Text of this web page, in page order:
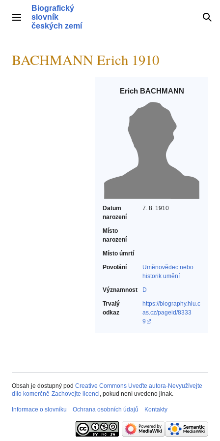
obsahHlavní menu
Biografický
slovník
českých zemí
BACHMANN Erich 1910
Erich BACHMANN
Datum
narození
7. 8. 1910
Místo
narození
Místo úmrtí
Povolání
Uměnovědec nebo
historik umění‎
Významnost
D
Trvalý
odkaz
https://biography.hiu.c
as.cz/pageid/8333
9
Obsah je dostupný pod Creative Commons Uveďte autora-Nevyužívejte
dílo komerčně-Zachovejte licenci, pokud není uvedeno jinak.
Informace o slovníku Ochrana osobních údajů Kontakty